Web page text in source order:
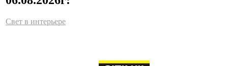
Свет в интерьере